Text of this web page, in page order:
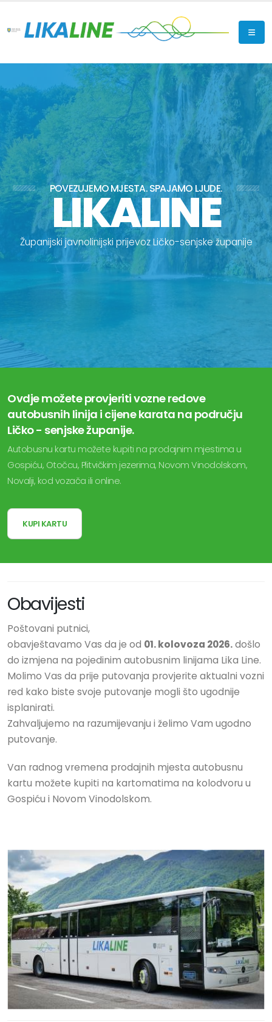
POVEZUJEMO MJESTA. SPAJAMO LJUDE.
LIKALINE
Županijski javnolinijski prijevoz Ličko-senjskežupanije
Ovdje možete provjeriti vozne redove
autobusnih linija i cijene karata na području
Ličko - senjske županije.
Autobusnu kartu možete kupiti na prodajnim mjestima u
Gospiću, Otočcu, Plitvičkim jezerima, Novom Vinodolskom,
Novalji, kod vozača ili online.
KUPI KARTU
Obavijesti
Poštovani putnici,
obavještavamo Vas da je od 01. kolovoza 2026.došlo
do izmjena na pojedinim autobusnim linijama Lika Line.
Molimo Vas da prije putovanja provjerite aktualni vozni
red kako biste svoje putovanje mogli što ugodnije
isplanirati.
Zahvaljujemo na razumijevanju i želimo Vam ugodno
putovanje.
Van radnog vremena prodajnih mjesta autobusnu
kartu možete kupiti na kartomatima na kolodvoru u
Gospiću i Novom Vinodolskom.